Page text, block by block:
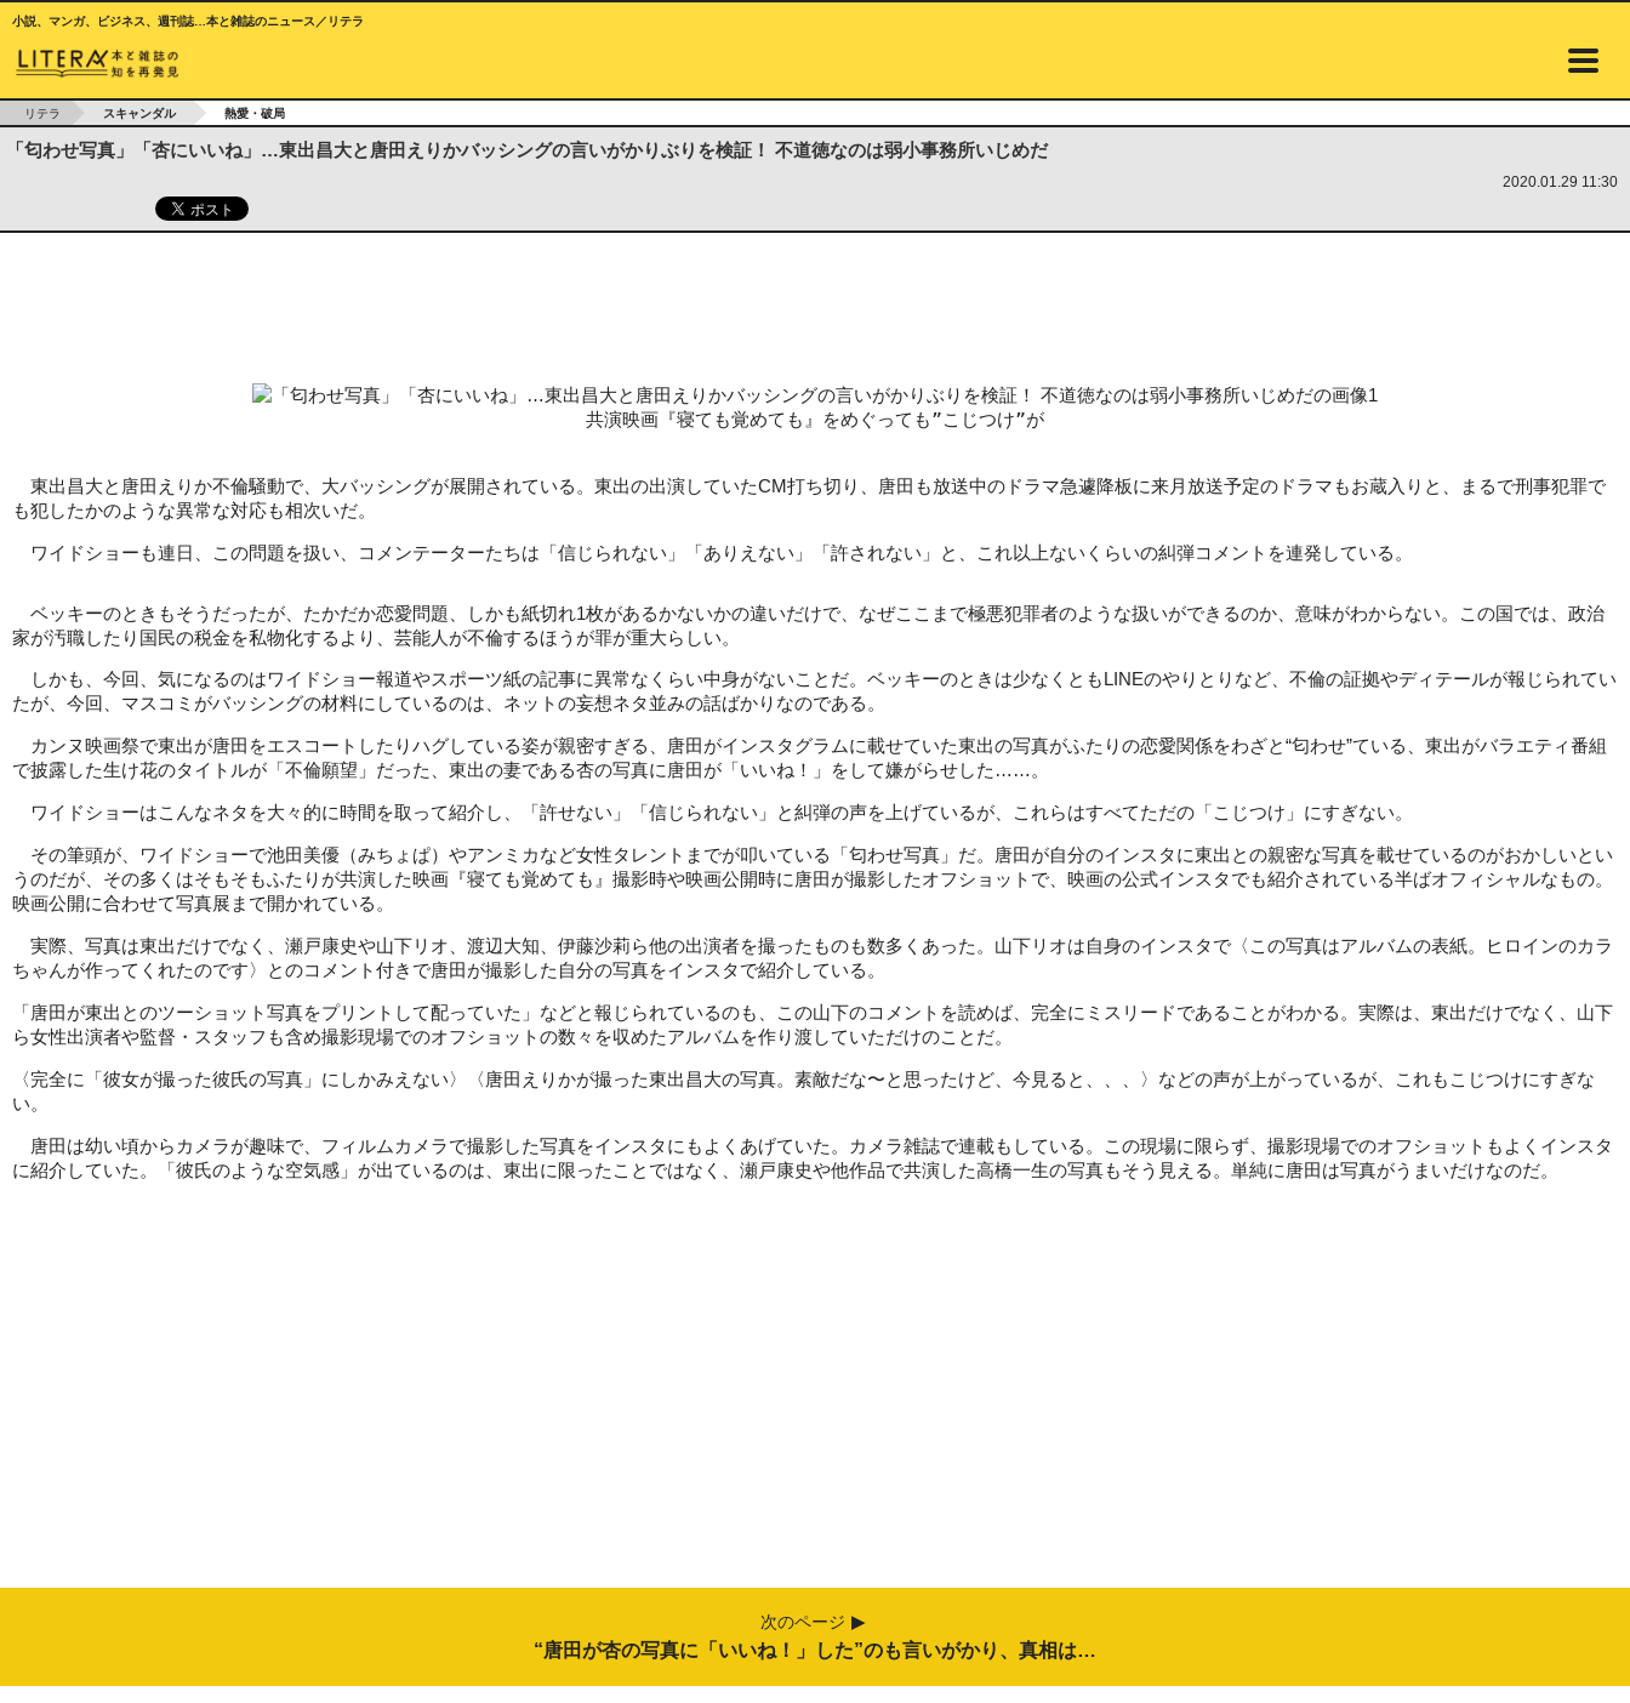
小説、マンガ、ビジネス、週刊誌…本と雑誌のニュース／リテラ
リテラ スキャンダル 熱愛・破局
「匂わせ写真」「杏にいいね」…東出昌大と唐田えりかバッシングの言いがかりぶりを検証！ 不道徳なのは弱小事務所いじめだ
2020.01.29 11:30
共演映画『寝ても覚めても』をめぐっても”こじつけ”が
東出昌大と唐田えりか不倫騒動で、大バッシングが展開されている。東出の出演していたCM打ち切り、唐田も放送中のドラマ急遽降板に来月放送予定のドラマもお蔵入りと、まるで刑事犯罪で
も犯したかのような異常な対応も相次いだ。
ワイドショーも連日、この問題を扱い、コメンテーターたちは「信じられない」「ありえない」「許されない」と、これ以上ないくらいの糾弾コメントを連発している。
ベッキーのときもそうだったが、たかだか恋愛問題、しかも紙切れ1枚があるかないかの違いだけで、なぜここまで極悪犯罪者のような扱いができるのか、意味がわからない。この国では、政治
家が汚職したり国民の税金を私物化するより、芸能人が不倫するほうが罪が重大らしい。
しかも、今回、気になるのはワイドショー報道やスポーツ紙の記事に異常なくらい中身がないことだ。ベッキーのときは少なくともLINEのやりとりなど、不倫の証拠やディテールが報じられてい
たが、今回、マスコミがバッシングの材料にしているのは、ネットの妄想ネタ並みの話ばかりなのである。
カンヌ映画祭で東出が唐田をエスコートしたりハグしている姿が親密すぎる、唐田がインスタグラムに載せていた東出の写真がふたりの恋愛関係をわざと“匂わせ”ている、東出がバラエティ番組
で披露した生け花のタイトルが「不倫願望」だった、東出の妻である杏の写真に唐田が「いいね！」をして嫌がらせした……。
ワイドショーはこんなネタを大々的に時間を取って紹介し、「許せない」「信じられない」と糾弾の声を上げているが、これらはすべてただの「こじつけ」にすぎない。
その筆頭が、ワイドショーで池田美優（みちょぱ）やアンミカなど女性タレントまでが叩いている「匂わせ写真」だ。唐田が自分のインスタに東出との親密な写真を載せているのがおかしいとい
うのだが、その多くはそもそもふたりが共演した映画『寝ても覚めても』撮影時や映画公開時に唐田が撮影したオフショットで、映画の公式インスタでも紹介されている半ばオフィシャルなもの。
映画公開に合わせて写真展まで開かれている。
実際、写真は東出だけでなく、瀬戸康史や山下リオ、渡辺大知、伊藤沙莉ら他の出演者を撮ったものも数多くあった。山下リオは自身のインスタで〈この写真はアルバムの表紙。ヒロインのカラ
ちゃんが作ってくれたのです〉とのコメント付きで唐田が撮影した自分の写真をインスタで紹介している。
「唐田が東出とのツーショット写真をプリントして配っていた」などと報じられているのも、この山下のコメントを読めば、完全にミスリードであることがわかる。実際は、東出だけでなく、山下
ら女性出演者や監督・スタッフも含め撮影現場でのオフショットの数々を収めたアルバムを作り渡していただけのことだ。
〈完全に「彼女が撮った彼氏の写真」にしかみえない〉〈唐田えりかが撮った東出昌大の写真。素敵だな〜と思ったけど、今見ると、、、〉などの声が上がっているが、これもこじつけにすぎな
い。
唐田は幼い頃からカメラが趣味で、フィルムカメラで撮影した写真をインスタにもよくあげていた。カメラ雑誌で連載もしている。この現場に限らず、撮影現場でのオフショットもよくインスタ
に紹介していた。「彼氏のような空気感」が出ているのは、東出に限ったことではなく、瀬戸康史や他作品で共演した高橋一生の写真もそう見える。単純に唐田は写真がうまいだけなのだ。
次のページ
“唐田が杏の写真に「いいね！」した”のも言いがかり、真相は…